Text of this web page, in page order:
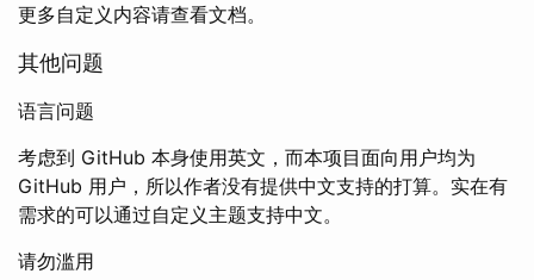
更多自定义内容请查看文档。
其他问题
语言问题
考虑到 GitHub 本身使用英文，而本项目面向用户均为
GitHub 用户，所以作者没有提供中文支持的打算。实在有
需求的可以通过自定义主题支持中文。
请勿滥用